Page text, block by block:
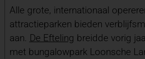
Alle grote, internationaal
attractieparken bieden
aan. De Efteling breidde vorig
met bungalowpark Loonsche